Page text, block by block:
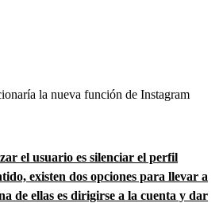
la nueva función de Instagram
el usuario es silenciar el perfil
existen dos opciones para llevar a
de ellas es dirigirse a la cuenta y dar